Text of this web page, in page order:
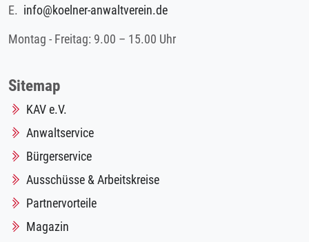
E. info@koelner-anwaltverein.de
Montag - Freitag: 9.00 – 15.00 Uhr
Sitemap
KAV e.V.
Anwaltservice
Bürgerservice
Ausschüsse & Arbeitskreise
Partnervorteile
Magazin